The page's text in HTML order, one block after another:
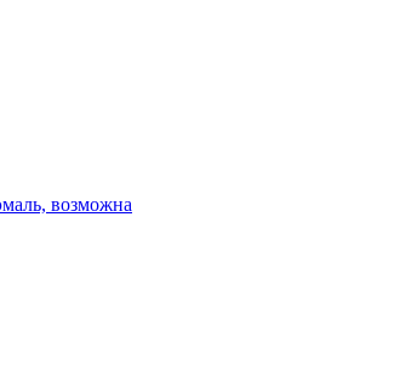
возможна